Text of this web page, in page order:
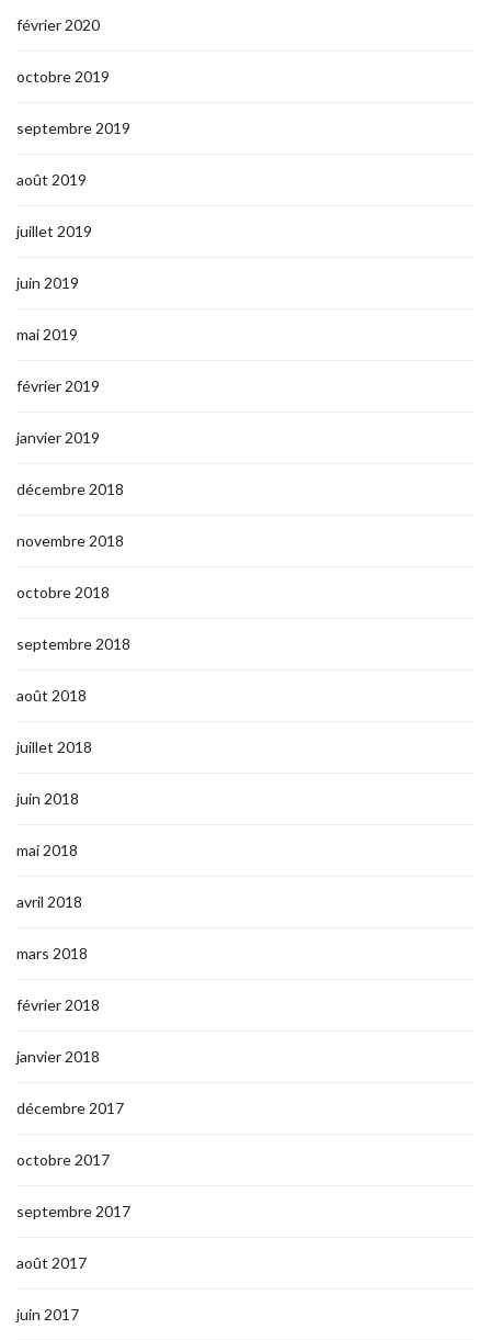
février 2020
octobre 2019
septembre 2019
août 2019
juillet 2019
juin 2019
mai 2019
février 2019
janvier 2019
décembre 2018
novembre 2018
octobre 2018
septembre 2018
août 2018
juillet 2018
juin 2018
mai 2018
avril 2018
mars 2018
février 2018
janvier 2018
décembre 2017
octobre 2017
septembre 2017
août 2017
juin 2017